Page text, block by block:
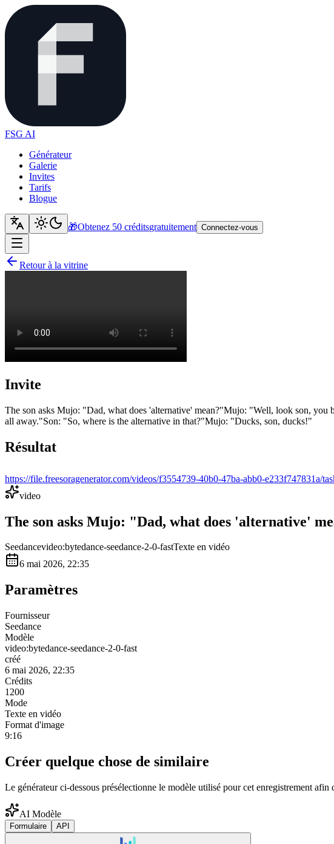
FSG AI
Générateur
Galerie
Invites
Tarifs
Blogue
🎁Obtenez 50 créditsgratuitement Connectez-vous
Retour à la vitrine
Invite
The son asks Mujo: "Dad, what does 'alternative' mean?" ​Mujo: "Well, look son, you
all away." ​Son: "So, where is the alternative in that?" ​Mujo: "Ducks, son, ducks!"
Résultat
https://file.freesoragenerator.com/videos/f3554739-40b0-47ba-abb0-
video
The son asks Mujo: "Dad, what does 'alternative'
Seedancevideo:bytedance-seedance-2-0-fastTexte en vidéo
6 mai 2026, 22:35
Paramètres
Fournisseur
Seedance
Modèle
video:bytedance-seedance-2-0-fast
créé
6 mai 2026, 22:35
Crédits
1200
Mode
Texte en vidéo
Format d'image
9:16
Créer quelque chose de similaire
Le générateur ci-dessous présélectionne le modèle utilisé pour cet enregistrement
AI Modèle
Formulaire API